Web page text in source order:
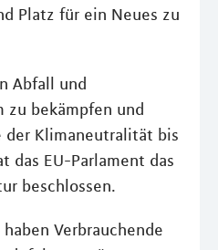
Platz für ein Neues zu
Abfall und
zu bekämpfen und
Klimaneutralität bis
das EU-Parlament das
beschlossen.
Verbrauchende